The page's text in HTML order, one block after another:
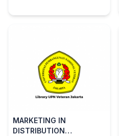
MARKETING IN
DISTRIBUTION